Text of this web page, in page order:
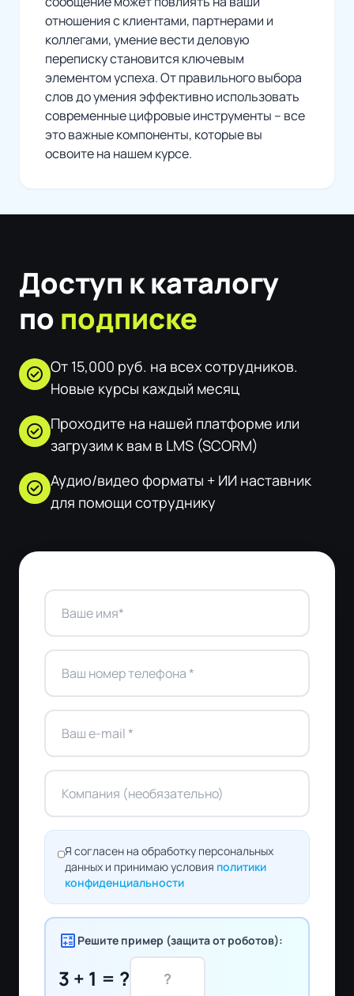
отношения с клиентами, партнерами и
коллегами, умение вести деловую
переписку становится ключевым
элементом успеха. От правильного выбора
слов до умения эффективно использовать
современные цифровые инструменты – все
это важные компоненты, которые вы
освоите на нашем курсе.
Доступ к каталогу
по подписке
check_circle От 15,000 руб. на всех сотрудников.
Новые курсы каждый месяц
check_circle Проходите на нашей платформе или
загрузим к вам в LMS (SCORM)
check_circle Аудио/видео форматы + ИИ наставник
для помощи сотруднику
Я согласен на обработку персональных
данных и принимаю условия политики
конфиденциальности
calculate Решите пример (защита от роботов):
3 + 1 = ?